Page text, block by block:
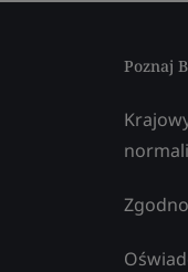
Poznaj